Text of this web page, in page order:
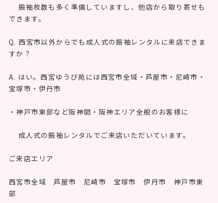
振袖枚数も多く準備していますし、他店から取り寄せも
できます。
Q. 西宮市以外からでも成人式の振袖レンタルに来店できま
すか？
A. はい。西宮ゆうび苑には西宮市全域・芦屋市・尼崎市・
宝塚市・伊丹市
・神戸市東部など阪神間・阪神エリア全般のお客様に
成人式の振袖レンタルでご来店いただいています。
ご来店エリア
西宮市全域 芦屋市 尼崎市 宝塚市 伊丹市 神戸市東
部